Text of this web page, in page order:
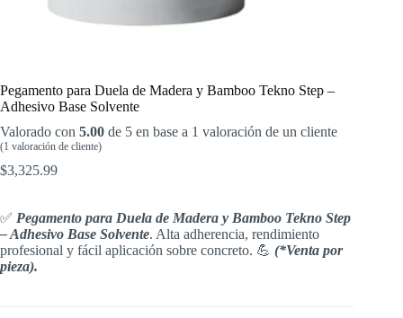
Pegamento para Duela de Madera y Bamboo Tekno Step –
Adhesivo Base Solvente
Valorado con 5.00 de 5 en base a 1 valoración de un cliente
(1 valoración de cliente)
$3,325.99
✅ Pegamento para Duela de Madera y Bamboo Tekno Step
– Adhesivo Base Solvente. Alta adherencia, rendimiento
profesional y fácil aplicación sobre concreto. 💪 (*Venta por
pieza).